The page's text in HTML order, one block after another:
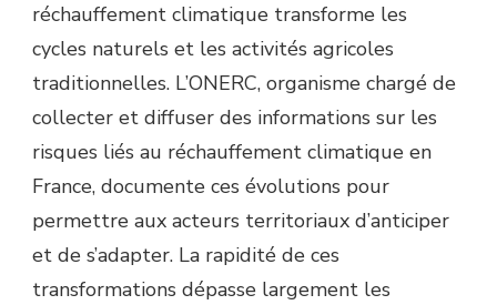
réchauffement climatique transforme les
cycles naturels et les activités agricoles
traditionnelles. L’ONERC, organisme chargé de
collecter et diffuser des informations sur les
risques liés au réchauffement climatique en
France, documente ces évolutions pour
permettre aux acteurs territoriaux d’anticiper
et de s’adapter. La rapidité de ces
transformations dépasse largement les